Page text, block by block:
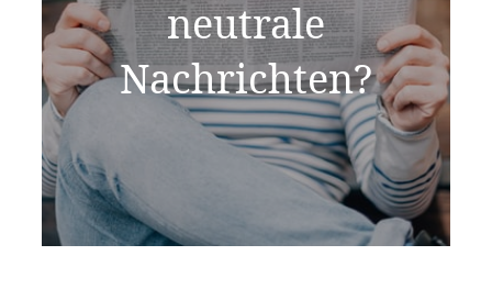
neutrale
Nachrichten?